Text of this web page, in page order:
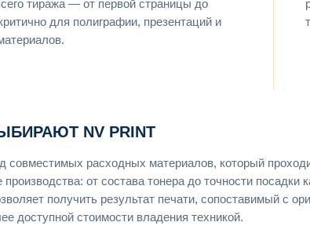
тиража — от первой страницы до
для полиграфии, презентаций и
NV PRINT
совместимых расходных материалов, который
производства: от состава тонера до точности
получить результат печати, сопоставимый с
доступной стоимости владения техникой.